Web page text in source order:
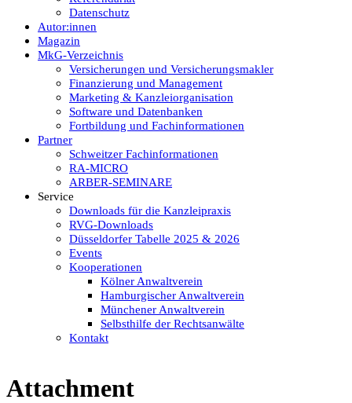
Datenschutz
Autor:innen
Magazin
MkG-Verzeichnis
Versicherungen und Versicherungsmakler
Finanzierung und Management
Marketing & Kanzleiorganisation
Software und Datenbanken
Fortbildung und Fachinformationen
Partner
Schweitzer Fachinformationen
RA-MICRO
ARBER-SEMINARE
Service
Downloads für die Kanzleipraxis
RVG-Downloads
Düsseldorfer Tabelle 2025 & 2026
Events
Kooperationen
Kölner Anwaltverein
Hamburgischer Anwaltverein
Münchener Anwaltverein
Selbsthilfe der Rechtsanwälte
Kontakt
Attachment